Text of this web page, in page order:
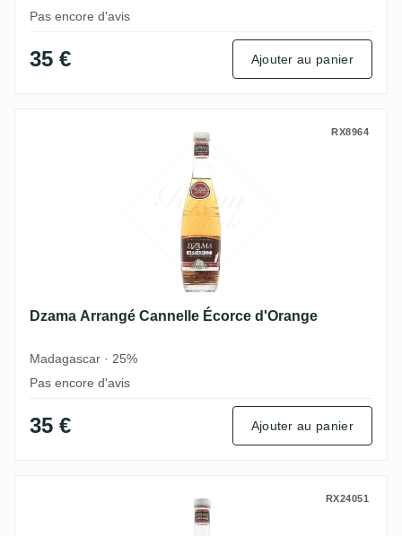
Pas encore d'avis
35 € Ajouter au panier
Dzama Arrangé Cannelle Écorce d'Orange
RX8964
Dzama Arrangé Cannelle Écorce d'Orange
Madagascar · 25%
Pas encore d'avis
35 € Ajouter au panier
Dzama Arrange Vanille PockPock Kaki
RX24051